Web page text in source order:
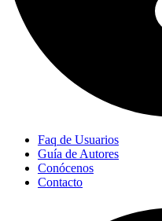
Faq de Usuarios
Guía de Autores
Conócenos
Contacto